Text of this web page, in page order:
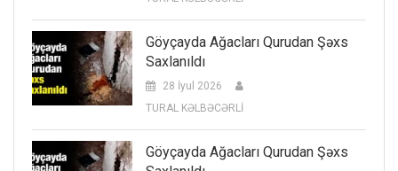
Göyçayda Ağacları Qurudan Şəxs
Saxlanıldı
28 İyul 2026
TURAL KƏLBƏCƏRLİ
Göyçayda Ağacları Qurudan Şəxs